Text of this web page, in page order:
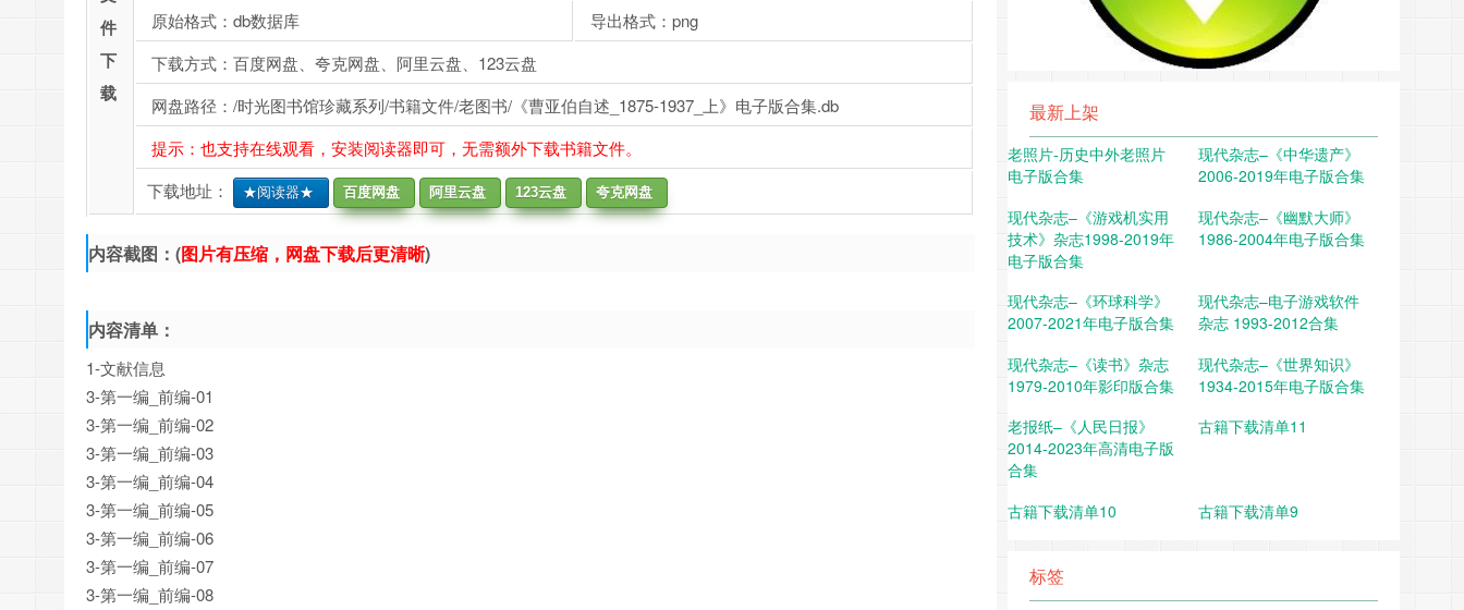
件
下
载
原始格式：db数据库
导出格式：png
下载方式：百度网盘、夸克网盘、阿里云盘、123云盘
网盘路径：/时光图书馆珍藏系列/书籍文件/老图书/《曹亚伯自述_1875-1937_上》电子版合集.db
提示：也支持在线观看，安装阅读器即可，无需额外下载书籍文件。
下载地址：
★阅读器★ 百度网盘 阿里云盘 123云盘 夸克网盘
内容截图：(图片有压缩，网盘下载后更清晰)
内容清单：
1-文献信息
3-第一编_前编-01
3-第一编_前编-02
3-第一编_前编-03
3-第一编_前编-04
3-第一编_前编-05
3-第一编_前编-06
3-第一编_前编-07
3-第一编_前编-08
最新上架
老照片-历史中外老照片
电子版合集
现代杂志–《中华遗产》
2006-2019年电子版合集
现代杂志–《游戏机实用
技术》杂志1998-2019年
电子版合集
现代杂志–《幽默大师》
1986-2004年电子版合集
现代杂志–《环球科学》
2007-2021年电子版合集
现代杂志–电子游戏软件
杂志 1993-2012合集
现代杂志–《读书》杂志
1979-2010年影印版合集
现代杂志–《世界知识》
1934-2015年电子版合集
老报纸–《人民日报》
2014-2023年高清电子版
合集
古籍下载清单11
古籍下载清单10 古籍下载清单9
标签